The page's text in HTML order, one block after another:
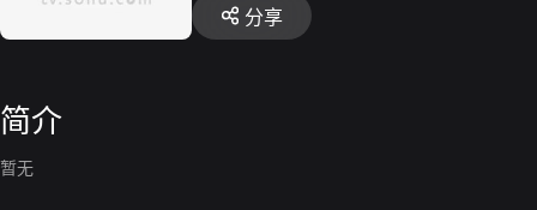
分享
简介
暂无